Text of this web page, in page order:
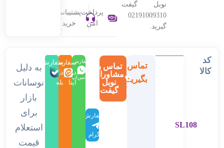
نوبل گیفت
02191009310
گیرید.
پرداخت
امن
پشتیبانی
خرید
کد
کالا
SL108
تماس
بگیرید
تماس با
مشاوران
نوبل
گیفت
سفارش
در
تلگرام
سفارش
در
واتس‌اپ
سفارش
در
ایتا
سفارش
در
بله
به دلیل
نوسانات
بازار
برای
استعلام
قیمت